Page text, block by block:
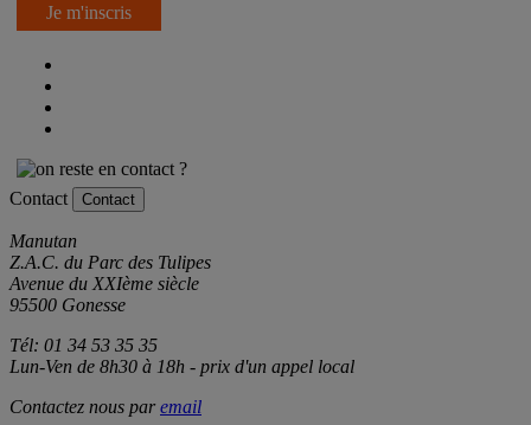
Je m'inscris
Contact Contact
Manutan
Z.A.C. du Parc des Tulipes
Avenue du XXIème siècle
95500 Gonesse
Tél: 01 34 53 35 35
Lun-Ven de 8h30 à 18h - prix d'un appel local
Contactez nous paremail